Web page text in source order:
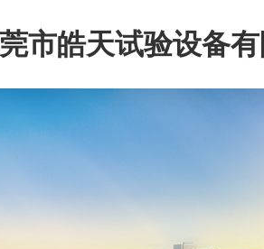
市皓天试验设备